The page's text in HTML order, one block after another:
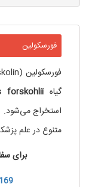
فورسکولین
گیاهforskohlii
استخراج می‌شود.
متنوع در علم
برای